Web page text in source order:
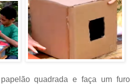
quadrada e faça um furo